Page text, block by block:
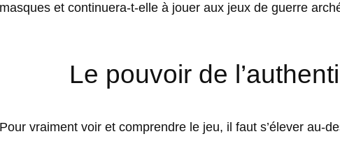
masques et continuera-t-elle à jouer aux jeux de guerre
Le pouvoir de
Pour vraiment voir et comprendre le jeu, il faut s’élever au-